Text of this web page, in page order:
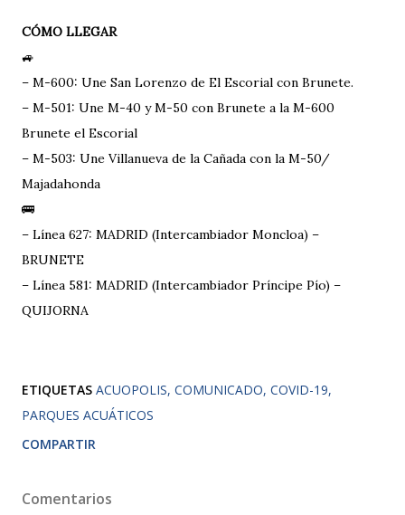
CÓMO LLEGAR
🚙
– M-600: Une San Lorenzo de El Escorial con Brunete.
– M-501: Une M-40 y M-50 con Brunete a la M-600
Brunete el Escorial
– M-503: Une Villanueva de la Cañada con la M-50/
Majadahonda
🚌
– Línea 627: MADRID (Intercambiador Moncloa) –
BRUNETE
– Línea 581: MADRID (Intercambiador Príncipe Pío) –
QUIJORNA
ETIQUETAS ACUOPOLIS COMUNICADO COVID-19
PARQUES ACUÁTICOS
COMPARTIR
Comentarios